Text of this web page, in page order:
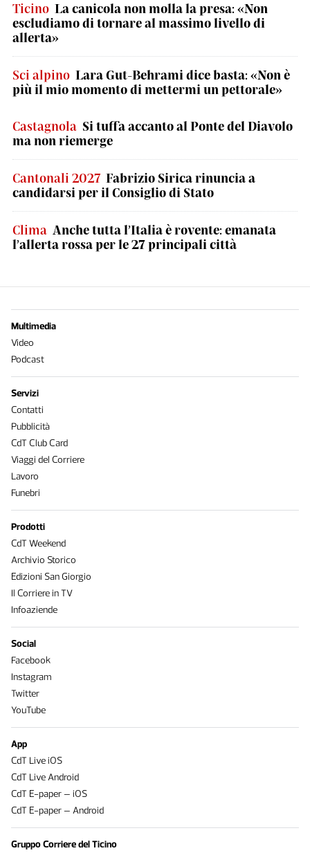
Ticino La canicola non molla la presa: «Non
escludiamo di tornare al massimo livello di
allerta»
Sci alpino Lara Gut-Behrami dice basta: «Non è
più il mio momento di mettermi un pettorale»
Castagnola Si tuffa accanto al Ponte del Diavolo
ma non riemerge
Cantonali 2027 Fabrizio Sirica rinuncia a
candidarsi per il Consiglio di Stato
Clima Anche tutta l’Italia è rovente: emanata
l’allerta rossa per le 27 principali città
Multimedia
Video
Podcast
Servizi
Contatti
Pubblicità
CdT Club Card
Viaggi del Corriere
Lavoro
Funebri
Prodotti
CdT Weekend
Archivio Storico
Edizioni San Giorgio
Il Corriere in TV
Infoaziende
Social
Facebook
Instagram
Twitter
YouTube
App
CdT Live iOS
CdT Live Android
CdT E-paper – iOS
CdT E-paper – Android
Gruppo Corriere del Ticino